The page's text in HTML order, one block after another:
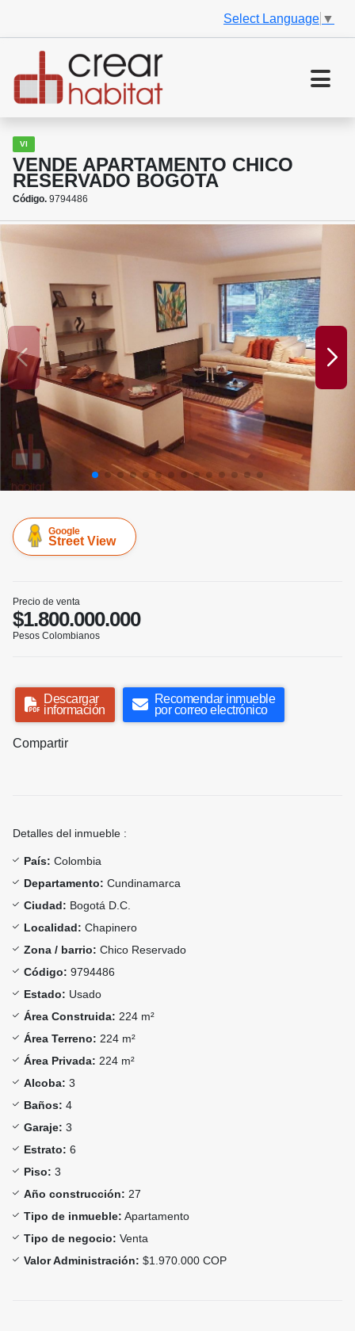
Select Language ▼
VI
VENDE APARTAMENTO CHICO
RESERVADO BOGOTA
Código. 9794486
Google
Street View
Precio de venta
$1.800.000.000
Pesos Colombianos
Descargar
información
Recomendar inmueble
por correo electrónico
Compartir
Detalles del inmueble :
País: Colombia
Departamento: Cundinamarca
Ciudad: Bogotá D.C.
Localidad: Chapinero
Zona / barrio: Chico Reservado
Código: 9794486
Estado: Usado
Área Construida: 224 m²
Área Terreno: 224 m²
Área Privada: 224 m²
Alcoba: 3
Baños: 4
Garaje: 3
Estrato: 6
Piso: 3
Año construcción: 27
Tipo de inmueble: Apartamento
Tipo de negocio: Venta
Valor Administración: $1.970.000 COP